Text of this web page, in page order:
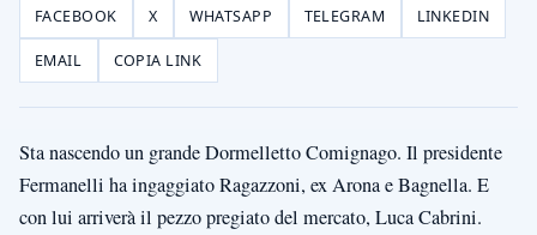
FACEBOOK X WHATSAPP TELEGRAM LINKEDIN
EMAIL COPIA LINK
Sta nascendo un grande Dormelletto Comignago. Il presidente
Fermanelli ha ingaggiato Ragazzoni, ex Arona e Bagnella. E
con lui arriverà il pezzo pregiato del mercato, Luca Cabrini.